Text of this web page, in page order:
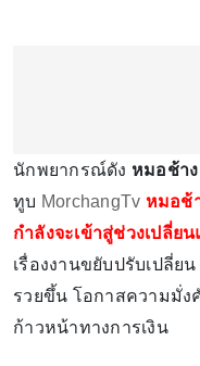
นักพยากรณ์ดัง หมอช้า
ทูบ MorchangTv หมอช้
กำลังจะเข้าสู่ช่วงเปลี่ย
เรื่องงานขยับปรับเปลี่ย
รวยขึ้น โอกาสความมั่ง
ก้าวหน้าทางการเงิน